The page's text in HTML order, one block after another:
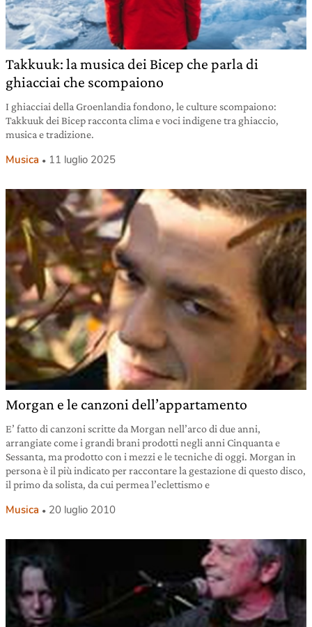
Takkuuk: la musica dei Bicep che parla di
ghiacciai che scompaiono
I ghiacciai della Groenlandia fondono, le culture scompaiono:
Takkuuk dei Bicep racconta clima e voci indigene tra ghiaccio,
musica e tradizione.
Musica 11 luglio 2025
Morgan e le canzoni dell’appartamento
E’ fatto di canzoni scritte da Morgan nell’arco di due anni,
arrangiate come i grandi brani prodotti negli anni Cinquanta e
Sessanta, ma prodotto con i mezzi e le tecniche di oggi. Morgan in
persona è il più indicato per raccontare la gestazione di questo disco,
il primo da solista, da cui permea l’eclettismo e
Musica 20 luglio 2010